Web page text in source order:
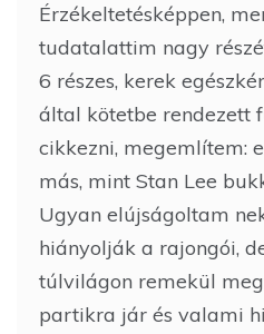
Érzékeltetésképpen,
tudatalattim nagy
6 részes, kerek
által kötetbe rendezett
cikkezni, megemlítem:
más, mint Stan Lee
Ugyan elújságoltam
hiányolják a rajongói,
túlvilágon remekül
partikra jár és valami